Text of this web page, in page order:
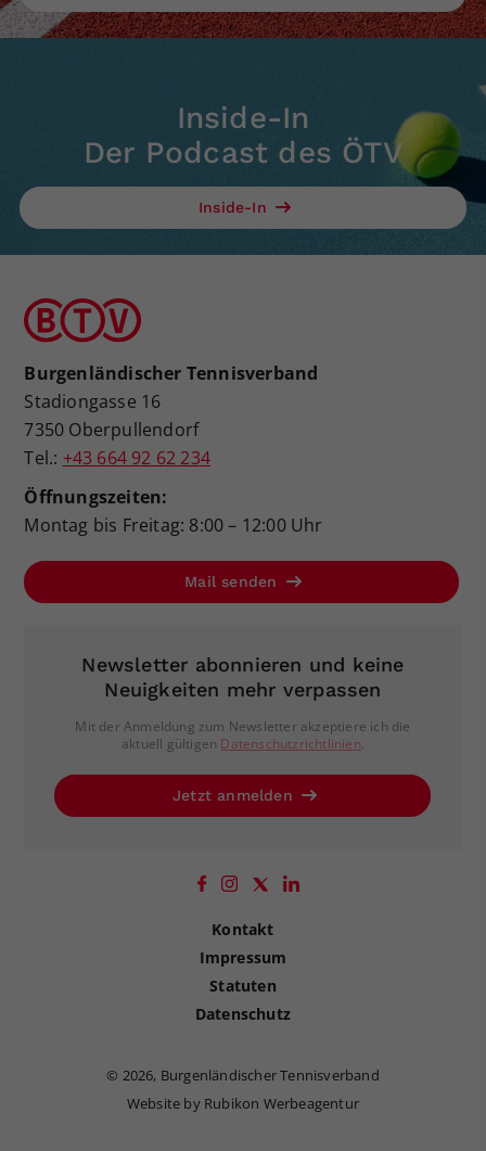
Inside-In
Der Podcast des ÖTV
Inside-In
Burgenländischer Tennisverband
Stadiongasse 16
7350 Oberpullendorf
Tel.: +43 664 92 62 234
Öffnungszeiten:
Montag bis Freitag: 8:00 – 12:00 Uhr
Mail senden
Newsletter abonnieren und keine
Neuigkeiten mehr verpassen
Mit der Anmeldung zum Newsletter akzeptiere ich die
aktuell gültigen Datenschutzrichtlinien.
Jetzt anmelden
Kontakt
Impressum
Statuten
Datenschutz
© 2026, Burgenländischer Tennisverband
Website by Rubikon Werbeagentur